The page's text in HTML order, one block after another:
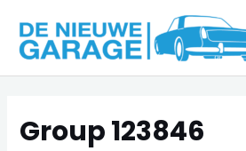
naar
Group 123846